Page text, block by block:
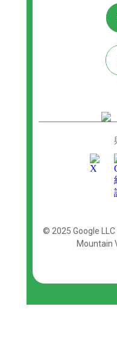
© 2025 Google LLC
Mountain